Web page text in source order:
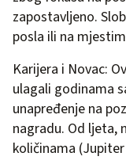
zapostavljeno.
posla ili na
Karijera i Novac:
ulagali godinama
unapređenje na
nagradu. Od ljeta,
količinama